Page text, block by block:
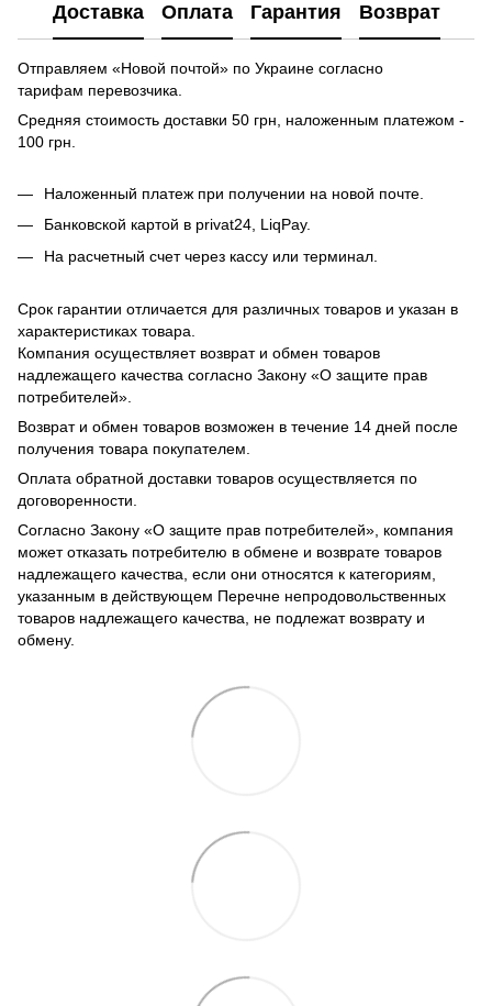
Доставка Оплата Гарантия Возврат
Отправляем «Новой почтой» по Украине согласно
тарифам перевозчика.
Средняя стоимость доставки 50 грн, наложенным платежом -
100 грн.
Наложенный платеж при получении на новой почте.
Банковской картой в privat24, LiqPay.
На расчетный счет через кассу или терминал.
Срок гарантии отличается для различных товаров и указан в
характеристиках товара.
Компания осуществляет возврат и обмен товаров
надлежащего качества согласно Закону «О защите прав
потребителей».
Возврат и обмен товаров возможен в течение 14 дней после
получения товара покупателем.
Оплата обратной доставки товаров осуществляется по
договоренности.
Согласно Закону «О защите прав потребителей», компания
может отказать потребителю в обмене и возврате товаров
надлежащего качества, если они относятся к категориям,
указанным в действующем Перечне непродовольственных
товаров надлежащего качества, не подлежат возврату и
обмену.